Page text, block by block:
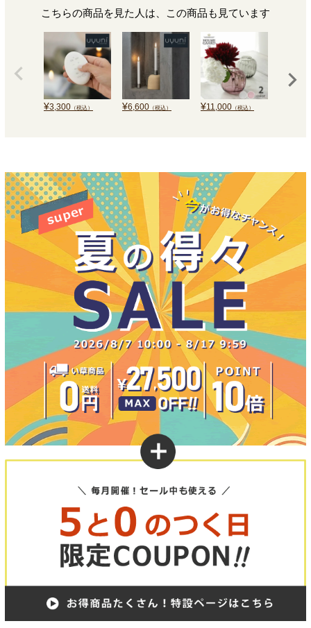
こちらの商品を見た人は、この商品も見ています
¥3,300 （税込） ¥6,600 （税込） ¥11,000 （税込）